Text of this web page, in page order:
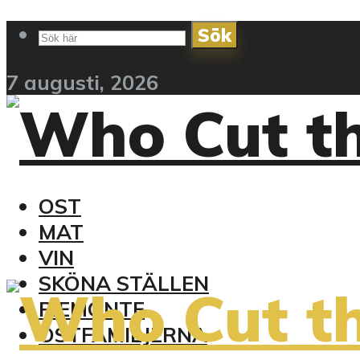
Sök
7 augusti, 2026
OST
MAT
VIN
SKÖNA STÄLLEN
PIEMONTE
OSTFAMILJERNA